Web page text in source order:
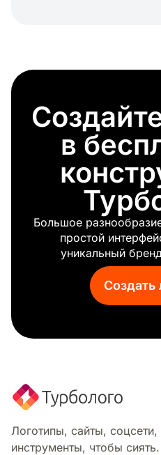
Чернильница
Кровавый
Эпический
Доброе утро
Символ
Vip
Общий
Металл
в
Большое
простой
уникальный
Создать
Логотипы, сайты,
инструменты, чтобы сиять.